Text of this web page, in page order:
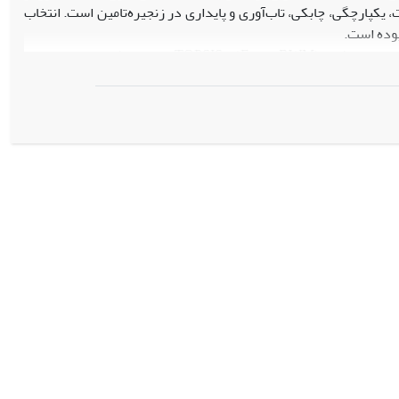
موثر از فناوری‌های صنعت 4.0 برای ارتقای شفافیت، یکپارچگی، چابکی، تاب‌آوری و پایداری در زنجیره‌تامین است. انتخاب
است.
برای بررسی پایداری نتایج، تحلیل حساسیت روی تغییر وزن
است و معیار "یکپارچگی فناوری" بیشترین اهمیت را دارد. همچنین
رتبه‌بندی دارد و نتایج از استحکام مناسبی برخوردارند.